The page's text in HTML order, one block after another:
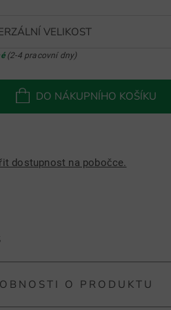
VELIKOST
(2-4 pracovní dny)
DO NÁKUPNÍHO KOŠÍKU
dostupnost na pobočce.
Pitch Fork SmileyO PRODUKTU